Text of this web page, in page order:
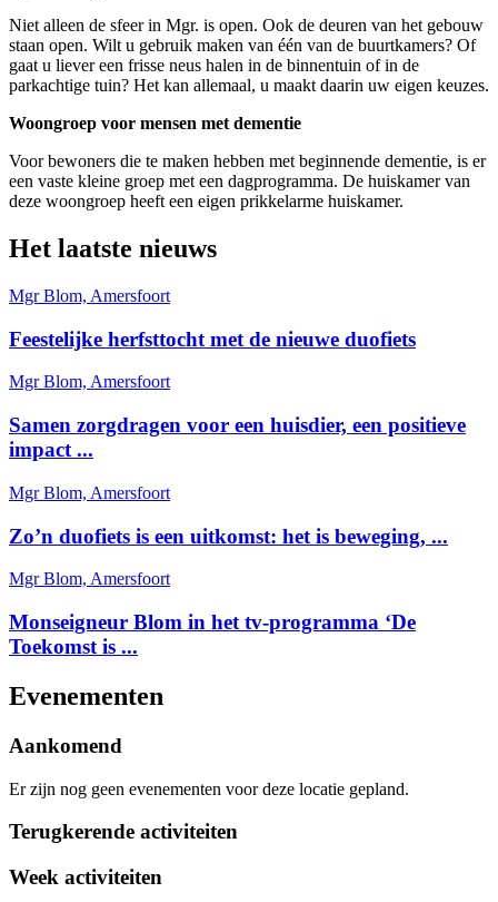
Niet alleen de sfeer in Mgr. is open. Ook de deuren van het gebouw
staan open. Wilt u gebruik maken van één van de buurtkamers? Of
gaat u liever een frisse neus halen in de binnentuin of in de
parkachtige tuin? Het kan allemaal, u maakt daarin uw eigen keuzes.
Woongroep voor mensen met dementie
Voor bewoners die te maken hebben met beginnende dementie, is er
een vaste kleine groep met een dagprogramma. De huiskamer van
deze woongroep heeft een eigen prikkelarme huiskamer.
Het laatste nieuws
Mgr Blom, Amersfoort
Feestelijke herfsttocht met de nieuwe duofiets
Mgr Blom, Amersfoort
Samen zorgdragen voor een huisdier, een positieve
impact ...
Mgr Blom, Amersfoort
Zo’n duofiets is een uitkomst: het is beweging, ...
Mgr Blom, Amersfoort
Monseigneur Blom in het tv-programma ‘De
Toekomst is ...
Evenementen
Aankomend
Er zijn nog geen evenementen voor deze locatie gepland.
Terugkerende activiteiten
Week activiteiten